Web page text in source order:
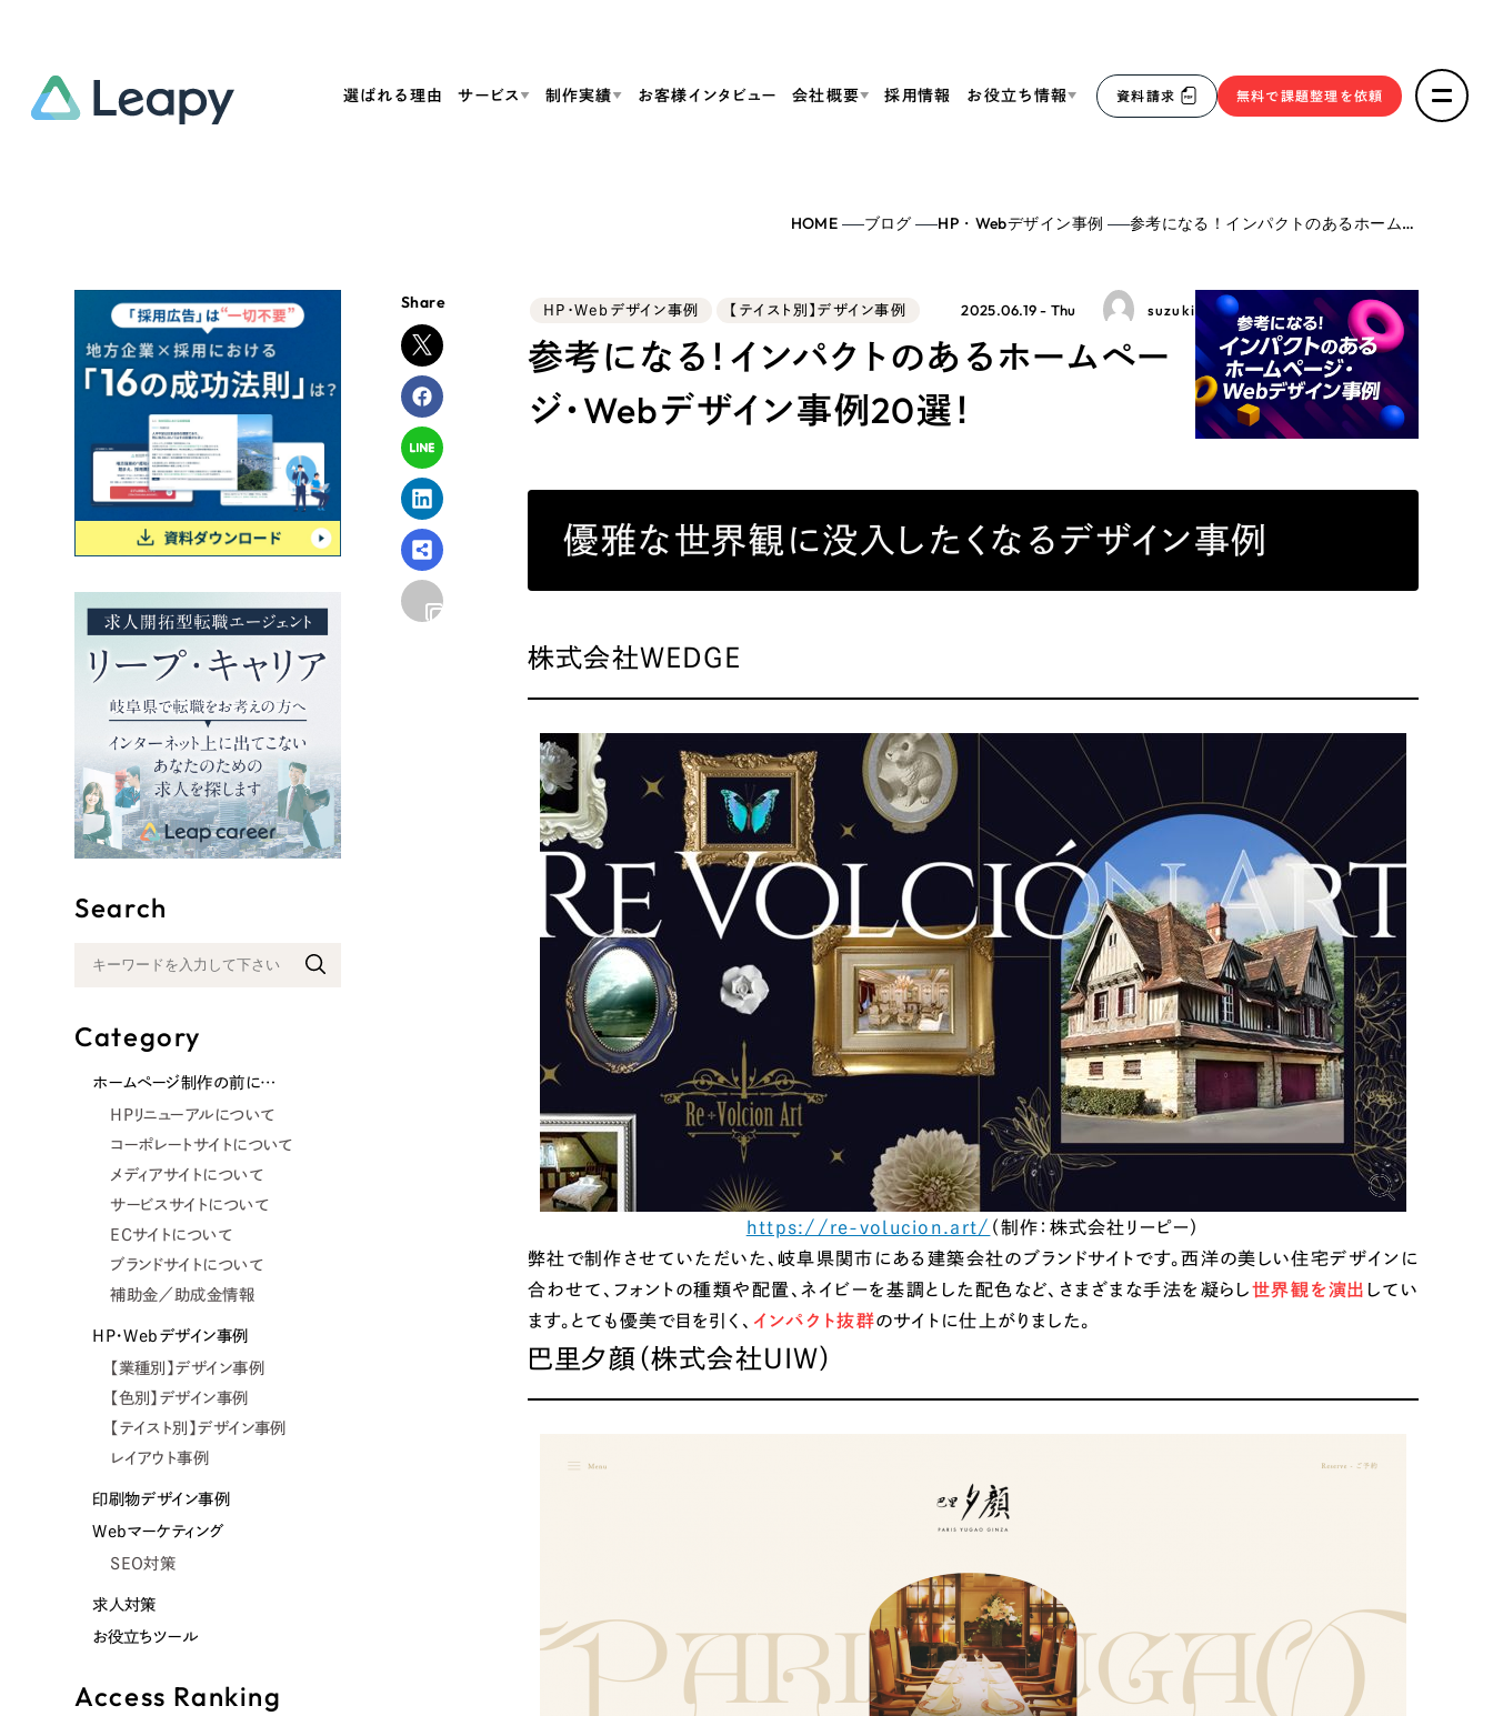
選ばれる理由 サービス
一過性の広告に頼らず、
「仕組み」と「ノウハウ」を残す資産型DX
支援をご提供します
ECサイト制作 ブランドサイト制作
リープ・プロジェクト／マーケティング代行
SEO対策によるアクセス獲得、反響獲得などの"Webマーケティン
広報支援などのオフライン領域のマーケティングまでまるっと代行
援
人材紹介サービス
完全成功報酬型のスカウト型ハイクラス人材紹介（岐阜・愛
日報ツールで案件ごとの営業利益をリアルタイムに可視化
制作実績
全国1,400社以上の支援実績の中か
実績の一部をご紹介します
ブックマークしたサイト
コーポレート・企業サイト
求人・採用サイト （61件）
ECサイト（オンラインショップ） （43件）
ポータルサイト・メディアサイト （39件）
ブランディング（ロゴ・印刷物） （90件）
お客様インタビュー 会社概要
可能性をひらくデザインで
しあわせな毎日をつくる
代表挨拶 SDGsへの取り組み
メディア掲載・取材依頼 新着情報
採用情報 お役立ち情報
リーピーによるお役立ち情報をご紹介し
お役立ち資料
すぐに使える資料をダウンロード
Webデザイン・Webマーケティングに関する情報を発信
広報ブログ
リーピーの取り組みに関するお知らせ・イベントの様子を発信
代表ブログ
メールマガジンアーカイブ
資料請求 無料で課題整理を依頼
Web Produce
採用サイト制作
ブランドサイト制作
ブランディング支援
オプションサービス
制作実績
（624件）
コーポレート・企業サイト （278件）
ブランドサイト・サービスサイト
求人・採用サイト
ECサイト（オンラインショップ） （43件）
ポータルサイト・メディアサイト （39件）
LP（ランディングページ） （28件）
キャンペーン・プロモーションサイト （12件）
ブランディング（ロゴ・印刷物） （90件）
その他 （1件）
Outsourcing
アウトソーシング（代行支援）
リープ・プロジェクト
「反響強化」を目的としたマーケティング代行
リープ・リクルーティング
Company
会社情報
会社概要
代表挨拶
HOME ブログ HP・Webデザイン事例 参考になる！インパクトのあるホームページ・Webデザイン事例20選！
Search
Category
ホームページ制作の前に…
HPリニューアルについて
コーポレートサイトについて
メディアサイトについて
サービスサイトについて
ECサイトについて
ブランドサイトについて
補助金／助成金情報
HP・Webデザイン事例
【業種別】デザイン事例
【色別】デザイン事例
【テイスト別】デザイン事例
レイアウト事例
印刷物デザイン事例
Webマーケティング
SEO対策
求人対策
お役立ちツール
Access Ranking
HP・Webデザイン事例 【テイスト別】デザイン事例 2025.06.19 - Thu suzuki
参考になる！インパクトのあるホームペー
ジ・Webデザイン事例20選！
優雅な世界観に没入したくなるデザイン事例
株式会社WEDGE
https://re-volucion.art/ （制作：株式会社リーピー）
弊社で制作させていただいた、岐阜県関市にある建築会社のブランドサイトです。西洋の美しい住宅デザインに
合わせて、フォントの種類や配置、ネイビーを基調とした配色など、さまざまな手法を凝らし世界観を演出 してい
ます。とても優美で目を引く、 インパクト抜群のサイトに仕上がりました。
巴里夕顔（株式会社UIW）
Share